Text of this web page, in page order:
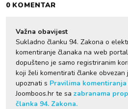
0 KOMENTAR
Važna obavijest
Sukladno članku 94. Zakona o
komentiranje članaka na web
dopušteno je samo registriranim
koji želi komentirati članke
upoznati s Pravilima komentiranja
Joomboos.hr te sa zabranama
članka 94. Zakona.